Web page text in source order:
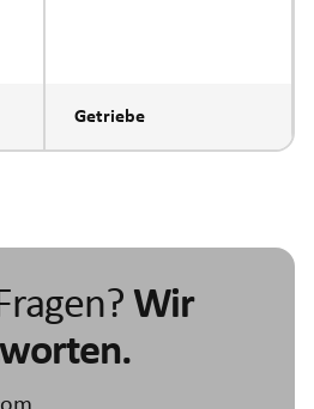
Getriebe
Wir